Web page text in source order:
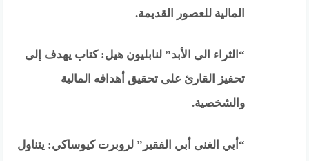
المالية للعصور القديمة.
“الثراء الى الأبد” لنابليون هيل: كتاب يهدف إلى
تحفيز القارئ على تحقيق أهدافه المالية
والشخصية.
“أبي الغنى أبي الفقير” لروبرت كيوساكي: يتناول